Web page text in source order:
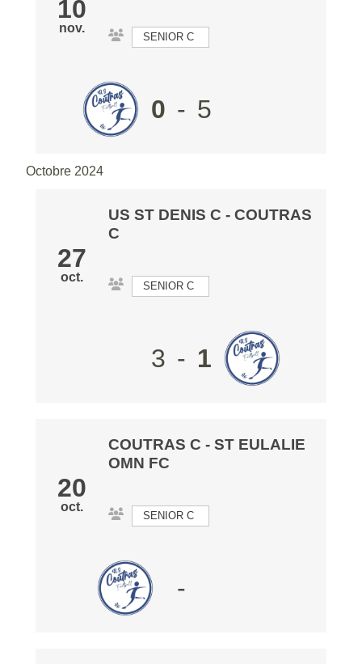
10
nov.
SENIOR C
0 - 5
Octobre 2024
27
oct.
US ST DENIS C - COUTRAS
C
SENIOR C
3 - 1
20
oct.
COUTRAS C - ST EULALIE
OMN FC
SENIOR C
-